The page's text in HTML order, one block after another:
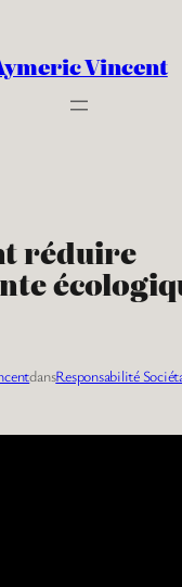
Vincent
réduire
dansResponsabilité